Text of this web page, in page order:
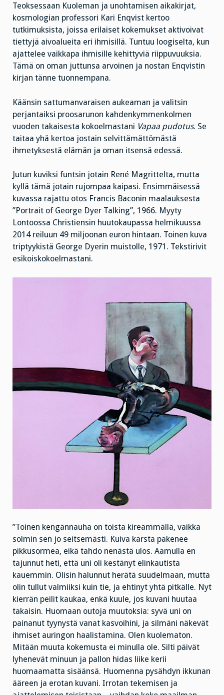
Teoksessaan Kuoleman ja unohtamisen aikakirjat,
kosmologian professori Kari Enqvist kertoo
tutkimuksista, joissa erilaiset kokemukset aktivoivat
tiettyjä aivoalueita eri ihmisillä. Tuntuu loogiselta, kun
ajattelee vaikkapa ihmisille kehittyviä riippuvuuksia.
Tämä on oman juttunsa arvoinen ja nostan Enqvistin
kirjan tänne tuonnempana.
Käänsin sattumanvaraisen aukeaman ja valitsin
perjantaiksi proosarunon kahdenkymmenkolmen
vuoden takaisesta kokoelmastani Vapaa pudotus. Se
taitaa yhä kertoa jostain selvittämättömästä
ihmetyksestä elämän ja oman itsensä edessä.
Jutun kuviksi funtsin jotain René Magrittelta, mutta
kyllä tämä jotain rujompaa kaipasi. Ensimmäisessä
kuvassa rajattu otos Francis Baconin maalauksesta
”Portrait of George Dyer Talking”, 1966. Myyty
Lontoossa Christiensin huutokaupassa helmikuussa
2014 reiluun 49 miljoonan euron hintaan. Toinen kuva
triptyykistä George Dyerin muistolle, 1971. Tekstirivit
esikoiskokoelmastani.
”Toinen kengännauha on toista kireämmällä, vaikka
solmin sen jo seitsemästi. Kuiva karsta pakenee
pikkusormea, eikä tahdo nenästä ulos. Aamulla en
tajunnut heti, että uni oli kestänyt elinkautista
kauemmin. Olisin halunnut herätä suudelmaan, mutta
olin tullut valmiiksi kuin tie, ja ehtinyt yhtä pitkälle. Nyt
kierrän peilit kaukaa, enkä kuule, jos kuvani huutaa
takaisin. Huomaan outoja muutoksia: syvä uni on
painanut tyynystä vanat kasvoihini, ja silmäni näkevät
ihmiset auringon haalistamina. Olen kuolematon.
Mitään muuta kokemusta ei minulla ole. Silti päivät
lyhenevät minuun ja pallon hidas liike kerii
huomaamatta sisäänsä. Huomenna pysähdyn ikkunan
ääreen ja erotan kuvani. Irrotan tekemisen ja